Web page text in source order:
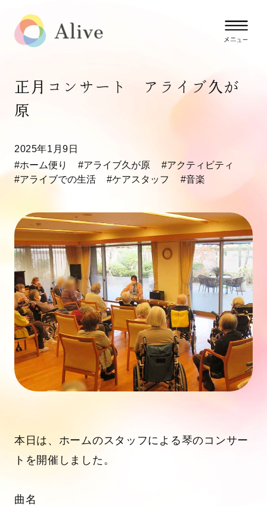
正月コンサート アライブ久が
原
2025年1月9日
#ホーム便り
#アライブ久が原
#アクティビティ
#アライブでの生活
#ケアスタッフ #音楽
本日は、ホームのスタッフによる琴のコンサー
トを開催しました。
曲名